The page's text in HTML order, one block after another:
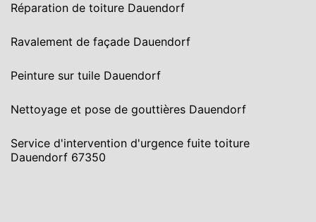
Réparation de toiture Dauendorf
Ravalement de façade Dauendorf
Peinture sur tuile Dauendorf
Nettoyage et pose de gouttières Dauendorf
Service d'intervention d'urgence fuite toiture
Dauendorf 67350